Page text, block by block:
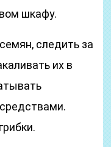
шкафу.
следить за
их в